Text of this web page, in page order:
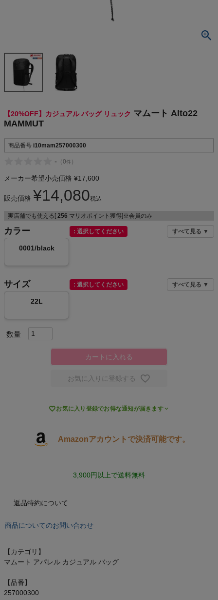
(税込)
THE NORTH FACE
NIKE
HOKA
もっと見る
レディースカジュアルウェア
レディーススポーツウェア
旅行
通学
ビジネス
【20%OFF】カジュアル バッグ リュック マムート Alto22
MAMMUT
商品番号 i10mam257000300
- （0件 ）
メーカー希望小売価格 ¥17,600
販売価格 ¥14,080税込
実店舗でも使える[ 256 マリオポイント獲得]※会員のみ
カラー 選択してください すべて見る ▼
0001/black
サイズ 選択してください すべて見る ▼
22L
カートに入れる
お気に入りに登録する
お気に入り登録でお得な通知が届きます
Amazonアカウントで決済可能です。
3,900円以上で送料無料
返品特約について
商品についてのお問い合わせ
【カテゴリ】
マムート アパレル カジュアル バッグ
【品番】
257000300